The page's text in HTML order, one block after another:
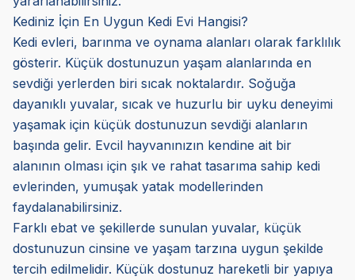
Kediniz İçin En Uygun Kedi Evi Hangisi?
Kedi evleri, barınma ve oynama alanları olarak farklılık
gösterir. Küçük dostunuzun yaşam alanlarında en
sevdiği yerlerden biri sıcak noktalardır. Soğuğa
dayanıklı yuvalar, sıcak ve huzurlu bir uyku deneyimi
yaşamak için küçük dostunuzun sevdiği alanların
başında gelir. Evcil hayvanınızın kendine ait bir
alanının olması için şık ve rahat tasarıma sahip kedi
evlerinden, yumuşak yatak modellerinden
faydalanabilirsiniz.
Farklı ebat ve şekillerde sunulan yuvalar, küçük
dostunuzun cinsine ve yaşam tarzına uygun şekilde
tercih edilmelidir. Küçük dostunuz hareketli bir yapıya